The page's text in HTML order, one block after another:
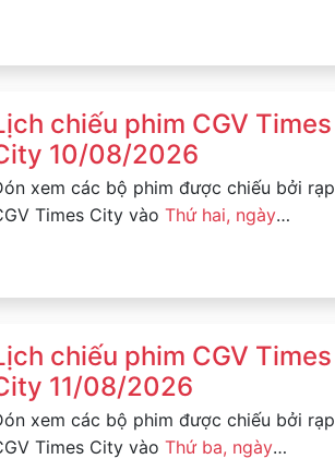
chiếu phim CGV Times
10/08/2026
xem các bộ phim được chiếu bởi rạp
Times City vàoThứ hai, ngày
chiếu phim CGV Times
11/08/2026
xem các bộ phim được chiếu bởi rạp
Times City vàoThứ ba, ngày